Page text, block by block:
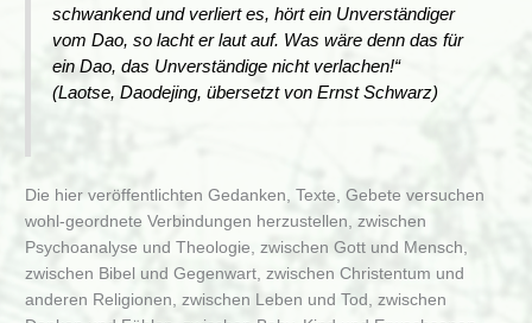
schwankend und verliert es, hört ein Unverständiger
vom Dao, so lacht er laut auf. Was wäre denn das für
ein Dao, das Unverständige nicht verlachen!“
(Laotse, Daodejing, übersetzt von Ernst Schwarz)
Die hier veröffentlichten Gedanken, Texte, Gebete versuchen
wohl-geordnete Verbindungen herzustellen, zwischen
Psychoanalyse und Theologie, zwischen Gott und Mensch,
zwischen Bibel und Gegenwart, zwischen Christentum und
anderen Religionen, zwischen Leben und Tod, zwischen